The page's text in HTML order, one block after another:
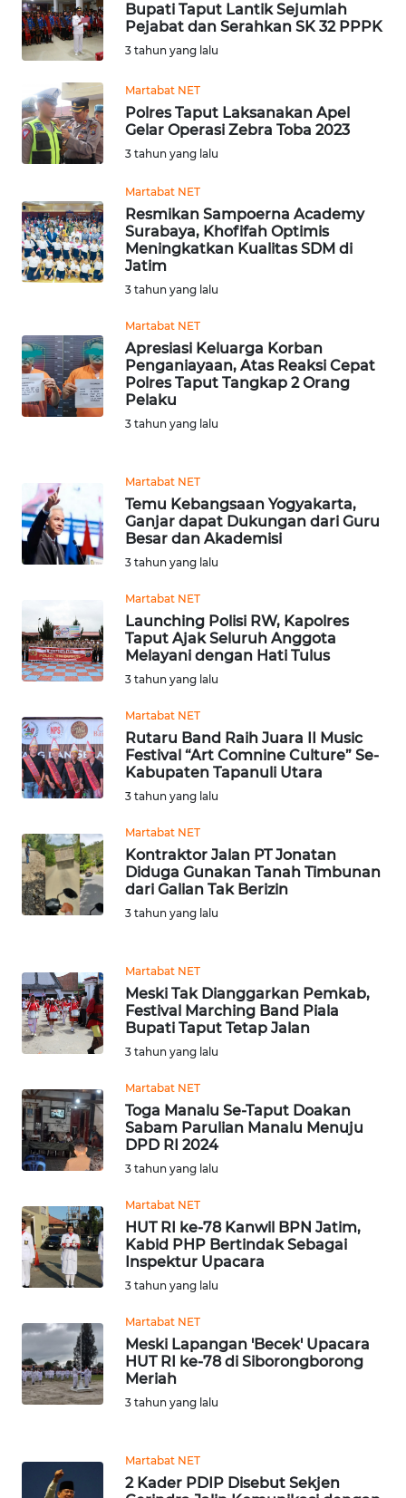
Bupati Taput Lantik Sejumlah
Pejabat dan Serahkan SK 32 PPPK
3 tahun yang lalu
Martabat NET
Polres Taput Laksanakan Apel
Gelar Operasi Zebra Toba 2023
3 tahun yang lalu
Martabat NET
Resmikan Sampoerna Academy
Surabaya, Khofifah Optimis
Meningkatkan Kualitas SDM di
Jatim
3 tahun yang lalu
Martabat NET
Apresiasi Keluarga Korban
Penganiayaan, Atas Reaksi Cepat
Polres Taput Tangkap 2 Orang
Pelaku
3 tahun yang lalu
Martabat NET
Temu Kebangsaan Yogyakarta,
Ganjar dapat Dukungan dari Guru
Besar dan Akademisi
3 tahun yang lalu
Martabat NET
Launching Polisi RW, Kapolres
Taput Ajak Seluruh Anggota
Melayani dengan Hati Tulus
3 tahun yang lalu
Martabat NET
Rutaru Band Raih Juara II Music
Festival “Art Comnine Culture” Se-
Kabupaten Tapanuli Utara
3 tahun yang lalu
Martabat NET
Kontraktor Jalan PT Jonatan
Diduga Gunakan Tanah Timbunan
dari Galian Tak Berizin
3 tahun yang lalu
Martabat NET
Meski Tak Dianggarkan Pemkab,
Festival Marching Band Piala
Bupati Taput Tetap Jalan
3 tahun yang lalu
Martabat NET
Toga Manalu Se-Taput Doakan
Sabam Parulian Manalu Menuju
DPD RI 2024
3 tahun yang lalu
Martabat NET
HUT RI ke-78 Kanwil BPN Jatim,
Kabid PHP Bertindak Sebagai
Inspektur Upacara
3 tahun yang lalu
Martabat NET
Meski Lapangan 'Becek' Upacara
HUT RI ke-78 di Siborongborong
Meriah
3 tahun yang lalu
Martabat NET
2 Kader PDIP Disebut Sekjen
WN
LAMPUNG
WN
JATENG
WN
NUSANTARA
WN
JOGJA
WN
WN
BALI
WN
WN
KALTENG
WN
KALTARA
WN
KALSEL
WN
WN
SULSEL
GORONTALO
WN
SULUT
MALUKU
WN
MALUT
WN
DAIRI
WN
DANAU
WN
NIAS
LANGKAT
WN
TAPANULI
WN
TANJUNG